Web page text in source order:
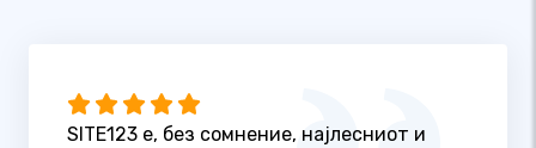
SITE123 е, без сомнение, најлесниот и